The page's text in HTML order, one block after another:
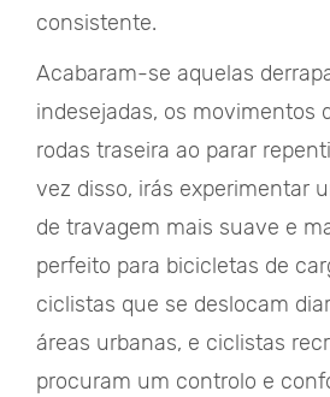
consistente.
Acabaram-se aquelas
indesejadas, os movimentos
rodas traseira ao parar
vez disso, irás experimentar
de travagem mais suave e
perfeito para bicicletas de
ciclistas que se deslocam
áreas urbanas, e ciclistas
procuram um controlo e